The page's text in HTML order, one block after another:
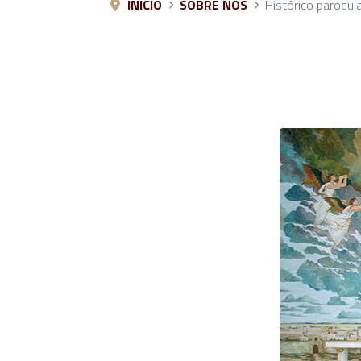
INÍCIO SOBRE NÓS Histórico